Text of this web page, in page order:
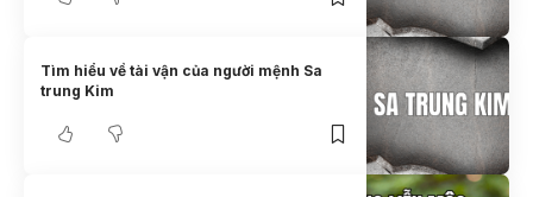
Tìm hiểu về tài vận của người mệnh Sa
trung Kim